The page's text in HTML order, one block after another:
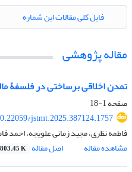
فایل کلی مقالات این شماره
مقاله پژوهشی
تمدن اخلاقی برساختی در فلسفۀ
صفحه1-18
jstmt.2025.387124.1757
فاطمه نظری، مجید زمانی علویجه، احمد
مشاهده مقاله
اصل مقاله 803.45 K